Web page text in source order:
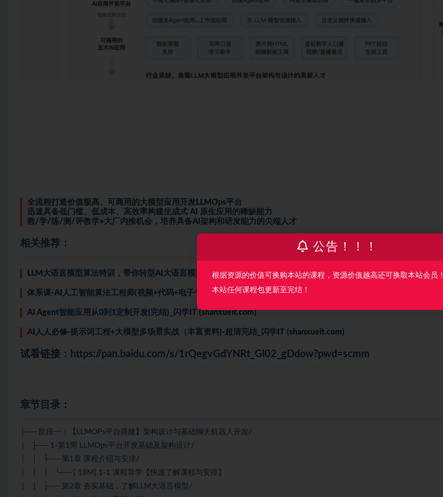
全流程打造价值极高、可商用的大模型应用开发LLMOps平台
迅速具备低门槛、低成本、高效率构建生成式 AI 原生应用的稀缺能力
教/学/练/测/评教学+大厂内推机会，培养具备AI架构和研发能力的尖端人才
相关推荐：
LLM大语言模型算法特训，带你转型AI大语言模型算法工程师(完结)_闪学IT (shanxueit.com)
体系课-AI人工智能算法工程师(视频+代码+电子书)|完结_闪学IT (shanxueit.com)
AI Agent智能应用从0到1定制开发(完结)_ 闪学IT (shanxueit.com)
AI人人必修-提示词工程+大模型多场景实战（丰富资料)-超清完结_ 闪学IT (shanxueit.com)
试看链接： https://pan.baidu.com/s/1rQegvGdYNRt_Gl02_gDdow?pwd=scmm
章节目录：
├── 阶段一：【LLMOPs平台搭建】架构设计与基础聊天机器人开发/
│ ├── 1-第1周 LLMOps平台开发基础及架构设计/
│ │ ├── 第1章 课程介绍与安排/
│ │ │ └── [ 18M] 1-1 课程导学【快速了解课程与安排】
│ │ ├── 第2章 夯实基础，了解LLM大语言模型/
公告！！！
根据资源的价值可换购本站的课程，资源价值越高还可换取本站会员！
本站任何课程包更新至完结！